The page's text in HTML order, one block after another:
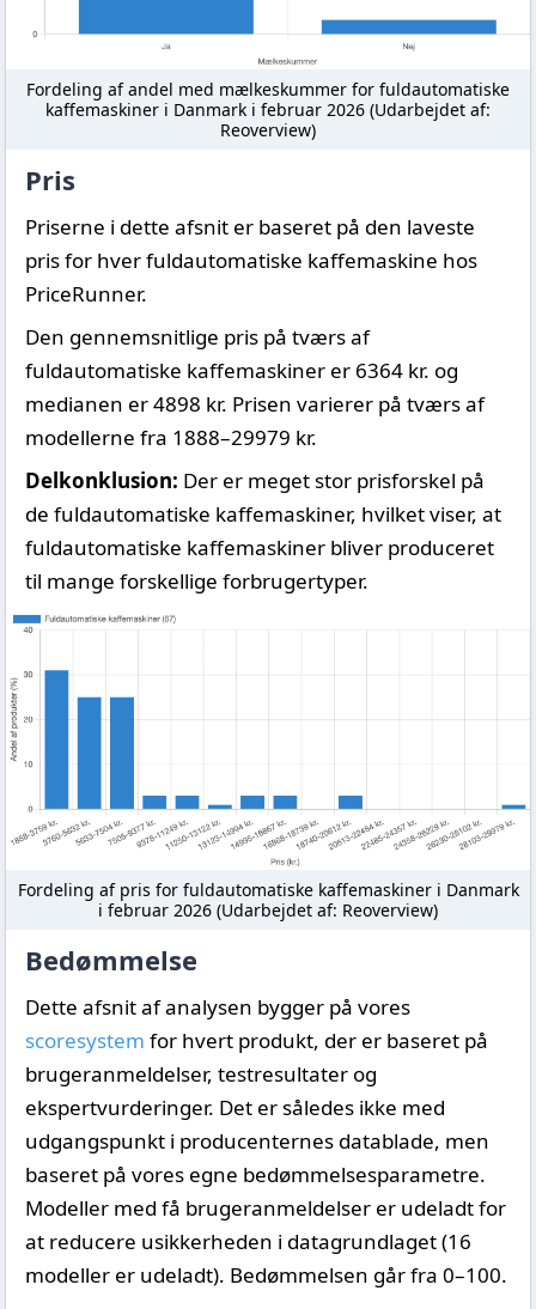
Fordeling af andel med mælkeskummer for fuldautomatiske
kaffemaskiner i Danmark i februar 2026 (Udarbejdet af:
Reoverview)
Pris
Priserne i dette afsnit er baseret på den laveste
pris for hver fuldautomatiske kaffemaskine hos
PriceRunner.
Den gennemsnitlige pris på tværs af
fuldautomatiske kaffemaskiner er 6364 kr. og
medianen er 4898 kr. Prisen varierer på tværs af
modellerne fra 1888–29979 kr.
Delkonklusion: Der er meget stor prisforskel på
de fuldautomatiske kaffemaskiner, hvilket viser, at
fuldautomatiske kaffemaskiner bliver produceret
til mange forskellige forbrugertyper.
Fordeling af pris for fuldautomatiske kaffemaskiner i Danmark
i februar 2026 (Udarbejdet af: Reoverview)
Bedømmelse
Dette afsnit af analysen bygger på vores
scoresystem for hvert produkt, der er baseret på
brugeranmeldelser, testresultater og
ekspertvurderinger. Det er således ikke med
udgangspunkt i producenternes datablade, men
baseret på vores egne bedømmelsesparametre.
Modeller med få brugeranmeldelser er udeladt for
at reducere usikkerheden i datagrundlaget (16
modeller er udeladt). Bedømmelsen går fra 0–100.